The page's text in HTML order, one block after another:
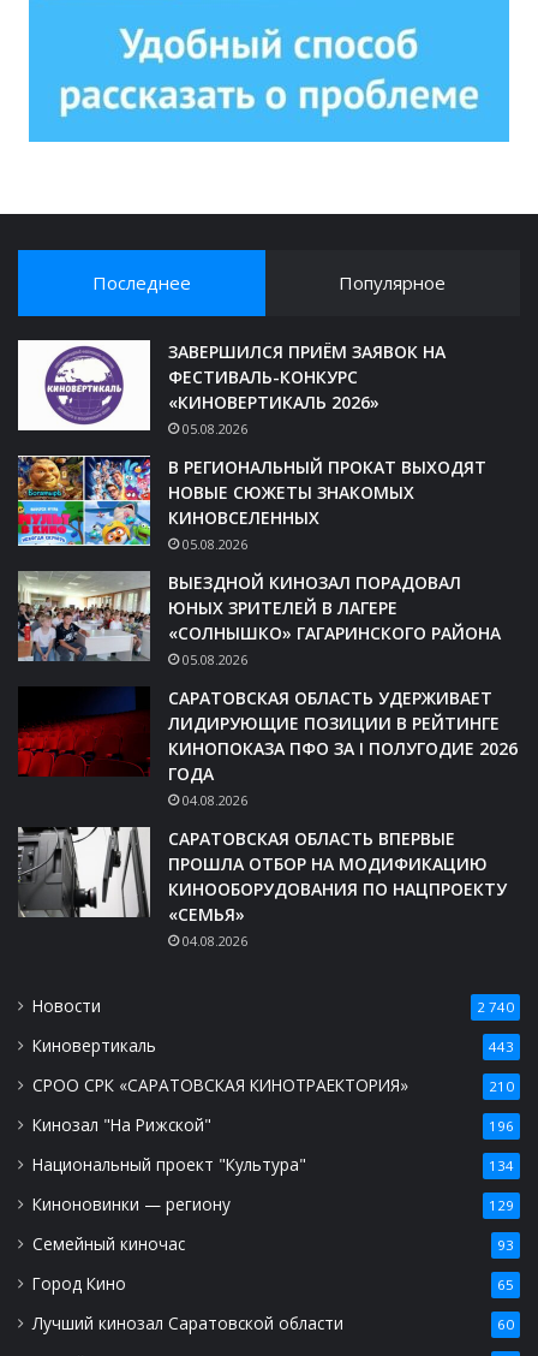
Последнее Популярное
ЗАВЕРШИЛСЯ ПРИЁМ ЗАЯВОК НА
ФЕСТИВАЛЬ-КОНКУРС
«КИНОВЕРТИКАЛЬ 2026»
05.08.2026
В РЕГИОНАЛЬНЫЙ ПРОКАТ ВЫХОДЯТ
НОВЫЕ СЮЖЕТЫ ЗНАКОМЫХ
КИНОВСЕЛЕННЫХ
05.08.2026
ВЫЕЗДНОЙ КИНОЗАЛ ПОРАДОВАЛ
ЮНЫХ ЗРИТЕЛЕЙ В ЛАГЕРЕ
«СОЛНЫШКО» ГАГАРИНСКОГО РАЙОНА
05.08.2026
САРАТОВСКАЯ ОБЛАСТЬ УДЕРЖИВАЕТ
ЛИДИРУЮЩИЕ ПОЗИЦИИ В РЕЙТИНГЕ
КИНОПОКАЗА ПФО ЗА I ПОЛУГОДИЕ 2026
ГОДА
04.08.2026
САРАТОВСКАЯ ОБЛАСТЬ ВПЕРВЫЕ
ПРОШЛА ОТБОР НА МОДИФИКАЦИЮ
КИНООБОРУДОВАНИЯ ПО НАЦПРОЕКТУ
«СЕМЬЯ»
04.08.2026
Новости 2 740
Киновертикаль 443
СРОО СРК «САРАТОВСКАЯ КИНОТРАЕКТОРИЯ» 210
Кинозал "На Рижской" 196
Национальный проект "Культура" 134
Киноновинки — региону 129
Семейный киночас 93
Город Кино 65
Лучший кинозал Саратовской области 60